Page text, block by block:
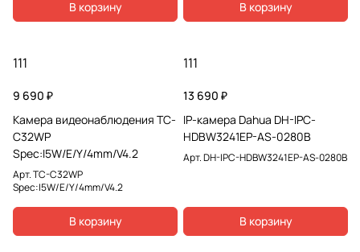
В корзину В корзину
111
9 690 ₽
Камера видеонаблюдения TC-
C32WP
Spec:I5W/E/Y/4mm/V4.2
Арт.TC-C32WP
Spec:I5W/E/Y/4mm/V4.2
В корзину
111
13 690 ₽
IP-камера Dahua DH-IPC-
HDBW3241EP-AS-0280B
Арт.DH-IPC-HDBW3241EP-AS-0280B
В корзину